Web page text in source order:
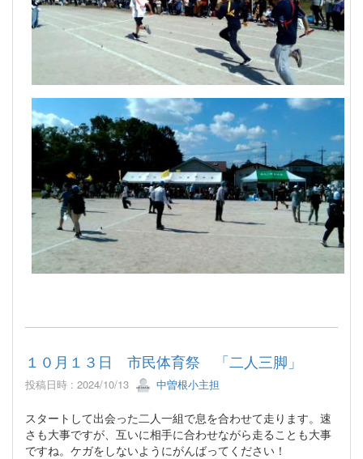
１０月１３日 市民体育祭 「二人三脚」
投稿日時 : 2024/10/13 中曽根小主担
スタートして出会った二人一組で息を合わせて走ります。速
さも大事ですが、互いに相手に合わせながら走ることも大事
ですね。ケガをしないようにがんばってください！